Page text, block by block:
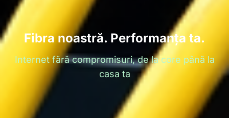
Fibra noastră. Performanța ta.
Internet fără compromisuri, de la core până la
casa ta